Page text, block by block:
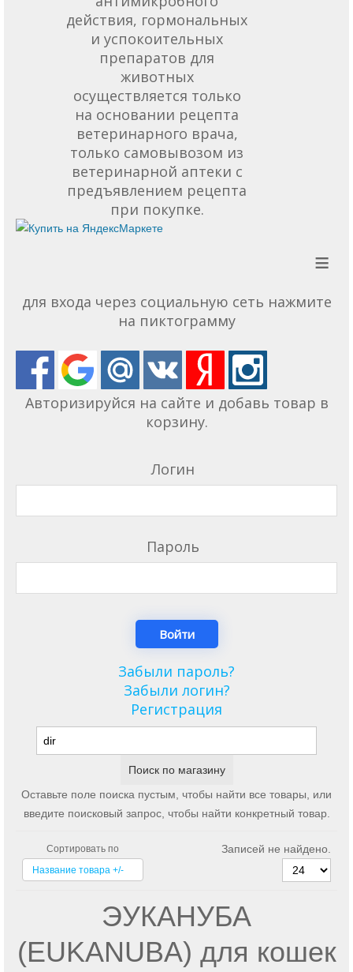
действия, гормональных
и успокоительных
препаратов для
животных
осуществляется только
на основании рецепта
ветеринарного врача,
только самовывозом из
ветеринарной аптеки с
предъявлением рецепта
при покупке.
≡
для входа через социальную сеть нажмите
на пиктограмму
Авторизируйся на сайте и добавь товар в
корзину.
Логин
Пароль
Забыли пароль?
Забыли логин?
Регистрация
Оставьте поле поиска пустым, чтобы найти все товары, или
введите поисковый запрос, чтобы найти конкретный товар.
Сортировать по
Название товара +/-
Записей не найдено.
ЭУКАНУБА
(EUKANUBA) для кошек